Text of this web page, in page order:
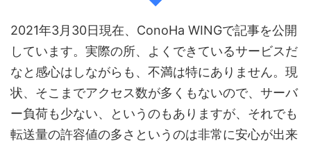
2021年3月30日現在、ConoHa WINGで記事を公開
しています。実際の所、よくできているサービスだ
なと感心はしながらも、不満は特にありません。現
状、そこまでアクセス数が多くもないので、サーバ
ー負荷も少ない、というのもありますが、それでも
転送量の許容値の多さというのは非常に安心が出来